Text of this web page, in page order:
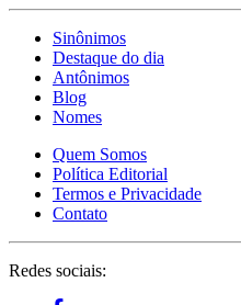
Sinônimos
Destaque do dia
Antônimos
Blog
Nomes
Quem Somos
Política Editorial
Termos e Privacidade
Contato
Redes sociais: